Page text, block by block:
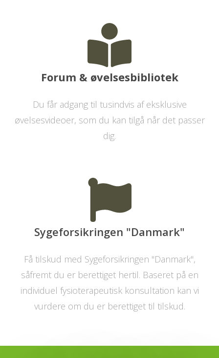
Forum & øvelsesbibliotek
Du får adgang til tusindvis af eksklusive
øvelsesvideoer, som du kan tilgå når det passer
dig.
Sygeforsikringen "Danmark"
Få tilskud med Sygeforsikringen "Danmark",
såfremt du er berettiget hertil. Baseret på en
individuel fysioterapeutisk konsultation kan vi
vurdere om du er berettiget til tilskud.